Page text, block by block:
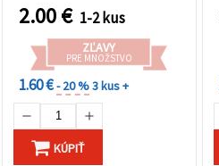
2.00€ 1-2 kus
ZĽAVY
PRE MNOŽSTVO
1.60 €- 20 %3 kus +
KÚPIŤ